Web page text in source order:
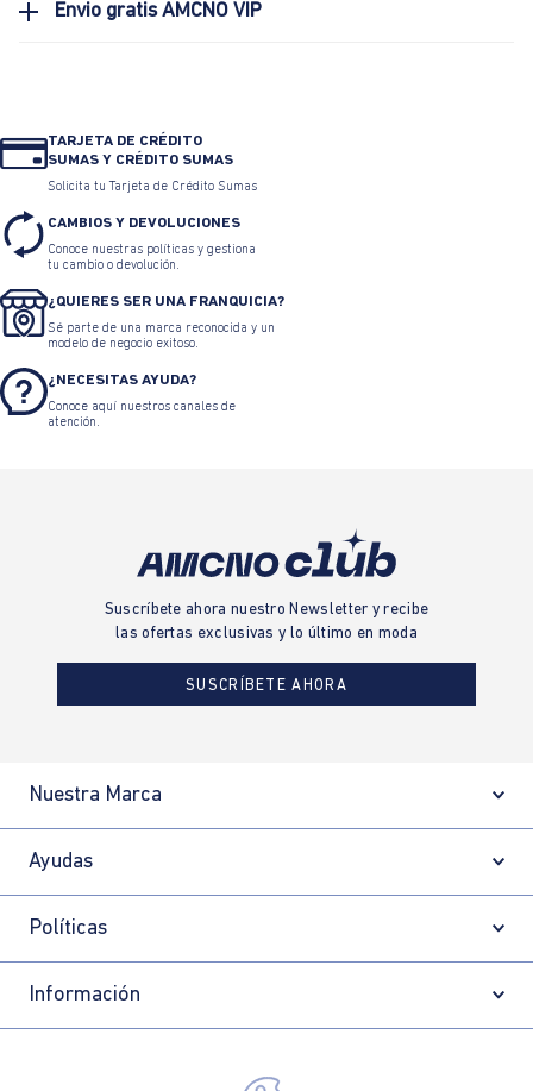
Envio gratis AMCNO VIP
TARJETA DE CRÉDITO
SUMAS Y CRÉDITO SUMAS
Solicita tu Tarjeta de Crédito Sumas
CAMBIOS Y DEVOLUCIONES
Conoce nuestras políticas y gestiona
tu cambio o devolución.
¿QUIERES SER UNA FRANQUICIA?
Sé parte de una marca reconocida y un
modelo de negocio exitoso.
¿NECESITAS AYUDA?
Conoce aquí nuestros canales de
atención.
Suscríbete ahora nuestro Newsletter y recibe
las ofertas exclusivas y lo último en moda
SUSCRÍBETE AHORA
Nuestra Marca
Ayudas
Políticas
Información